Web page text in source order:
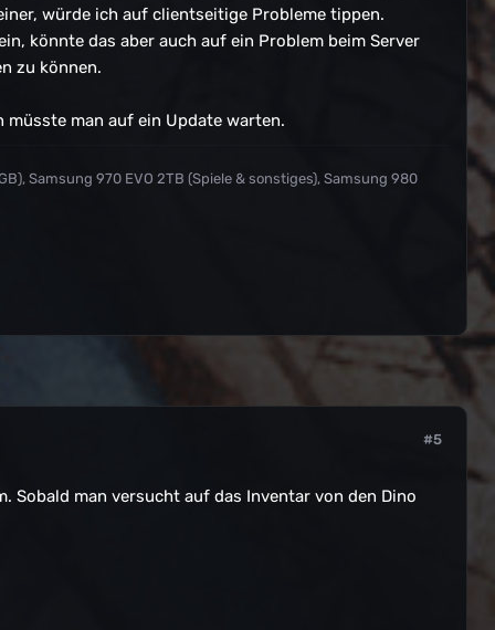
würde ich auf clientseitige Probleme tippen.
könnte das aber auch auf ein Problem beim Server
zu können.
müsste man auf ein Update warten.
Samsung 970 EVO 2TB (Spiele & sonstiges), Samsung 980
#5
Sobald man versucht auf das Inventar von den Dino